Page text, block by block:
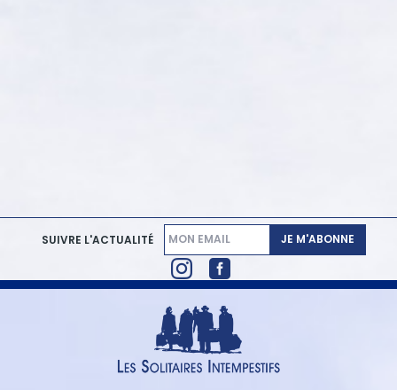
SUIVRE L'ACTUALITÉ JE M'ABONNE